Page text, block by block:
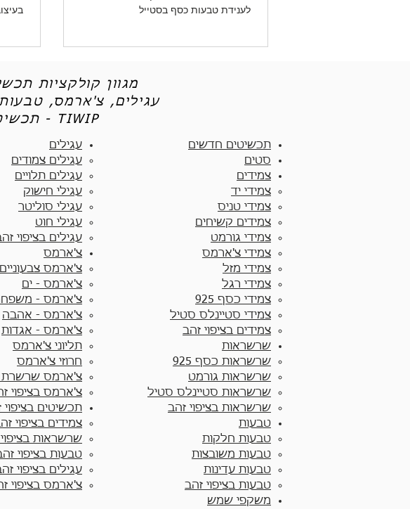
לענידת טבעות כסף בסטייל
מגוון קולקציות
עגילים, צ'ארמס,
תכשיטים שעושים אותך (עוד יותר) יפה - TIWIP
עגילים
עגילים צמודים​
עגילים תלויים
עגילי חישוק
עגילי סוליטר
עגילי חוט
עגילים בציפוי
צ'ארמס
צ'ארמס צבעוניים​
צ'ארמס - ים
צ'ארמס -
צ'ארמס - אהבה
צ'ארמס - אגדות
תליוני צ'ארמס
חרוזי צ'ארמס
צ'ארמס שרשרת
צ'ארמס בציפוי
תכשיטים בציפוי
צמידים בציפוי
שרשראות
טבעות בציפוי
עגילים בציפוי
צ'ארמס בציפוי
תכשיטים חדשים
סטים
צמידים
צמידי יד​
צמידי טניס
צמידים קשיחים
צמידי גורמט
צמידי צ'ארמס
צמידי מזל
צמידי רגל
צמידי כסף 925
צמידי סטיינלס סטיל
צמידים בציפוי זהב
שרשראות
שרשראות כסף 925​
שרשראות גורמט
שרשראות סטיינלס סטיל
שרשראות בציפוי זהב
טבעות
טבעות חלקות​
טבעות משובצות
טבעות עדינות
טבעות בציפוי זהב
משקפי שמש